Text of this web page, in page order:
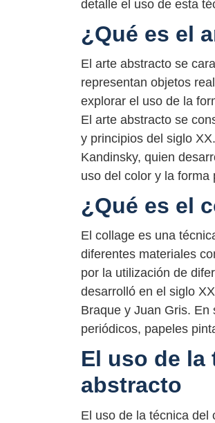
detalle el uso de esta
¿Qué es el
El arte abstracto se
representan objetos
explorar el uso de la
El arte abstracto se
y principios del siglo
Kandinsky, quien
uso del color y la forma
¿Qué es el
El collage es una
diferentes materiales
por la utilización de
desarrolló en el siglo
Braque y Juan Gris.
periódicos, papeles
El uso de la
abstracto
El uso de la técnica del